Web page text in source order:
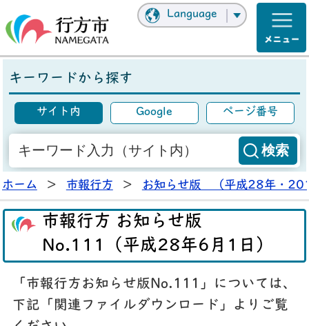
Language
キーワードから探す
サイト内 Google ページ番号
ホーム > 市報行方 > お知らせ版 （平成28年・
市報行方 お知らせ版
No.111（平成28年6月1日）
「市報行方お知らせ版No.111」については、
下記「関連ファイルダウンロード」よりご覧